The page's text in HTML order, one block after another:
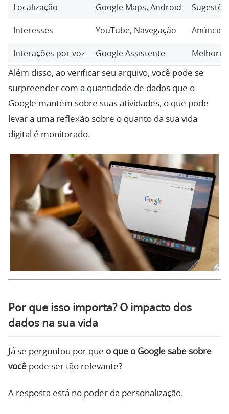
Localização Google Maps, Android
Interesses YouTube, Navegação
Interações por voz Google Assistente Melhoria
Além disso, ao verificar seu arquivo, você pode se
surpreender com a quantidade de dados que o
Google mantém sobre suas atividades, o que pode
levar a uma reflexão sobre o quanto da sua vida
digital é monitorado.
Por que isso importa? O impacto dos
dados na sua vida
Já se perguntou por que o que o Google sabe sobre
você pode ser tão relevante?
A resposta está no poder da personalização.